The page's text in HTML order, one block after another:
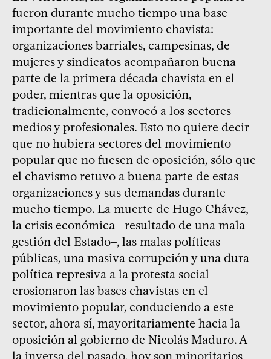
fueron durante mucho tiempo una base
importante del movimiento chavista:
organizaciones barriales, campesinas, de
mujeres y sindicatos acompañaron buena
parte de la primera década chavista en el
poder, mientras que la oposición,
tradicionalmente, convocó a los sectores
medios y profesionales. Esto no quiere decir
que no hubiera sectores del movimiento
popular que no fuesen de oposición, sólo que
el chavismo retuvo a buena parte de estas
organizaciones y sus demandas durante
mucho tiempo. La muerte de Hugo Chávez,
la crisis económica –resultado de una mala
gestión del Estado–, las malas políticas
públicas, una masiva corrupción y una dura
política represiva a la protesta social
erosionaron las bases chavistas en el
movimiento popular, conduciendo a este
sector, ahora sí, mayoritariamente hacia la
oposición al gobierno de Nicolás Maduro. A
la inversa del pasado, hoy son minoritarios